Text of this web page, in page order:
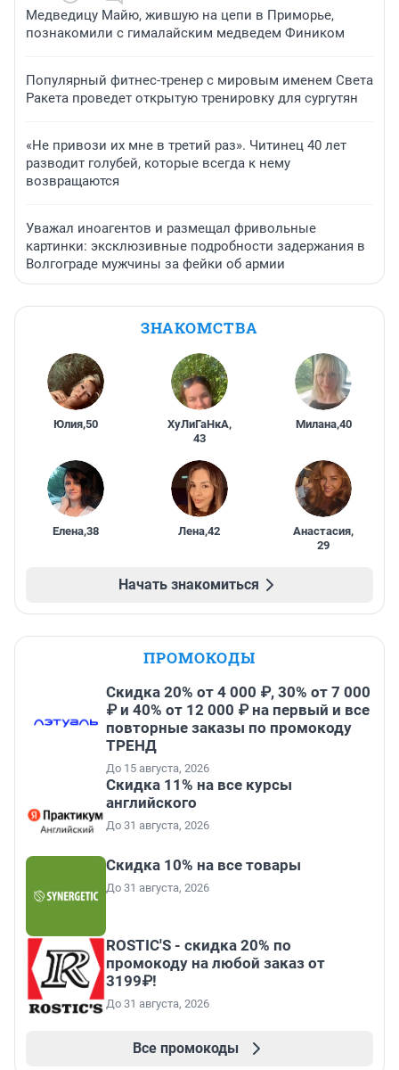
Медведицу Майю, жившую на цепи в Приморье,
познакомили с гималайским медведем Фиником
Популярный фитнес-тренер с мировым именем Света
Ракета проведет открытую тренировку для сургутян
«Не привози их мне в третий раз». Читинец 40 лет
разводит голубей, которые всегда к нему
возвращаются
Уважал иноагентов и размещал фривольные
картинки: эксклюзивные подробности задержания в
Волгограде мужчины за фейки об армии
ЗНАКОМСТВА
Юлия,50 ХуЛиГаНкА,
43
Милана,40
Елена,38 Лена,42 Анастасия,
29
Начать знакомиться
ПРОМОКОДЫ
Скидка 20% от 4 000 ₽, 30% от 7 000
₽ и 40% от 12 000 ₽ на первый и все
повторные заказы по промокоду
ТРЕНД
До 15 августа, 2026
Скидка 11% на все курсы
английского
До 31 августа, 2026
Скидка 10% на все товары
До 31 августа, 2026
ROSTIC'S - скидка 20% по
промокоду на любой заказ от
3199₽!
До 31 августа, 2026
Все промокоды